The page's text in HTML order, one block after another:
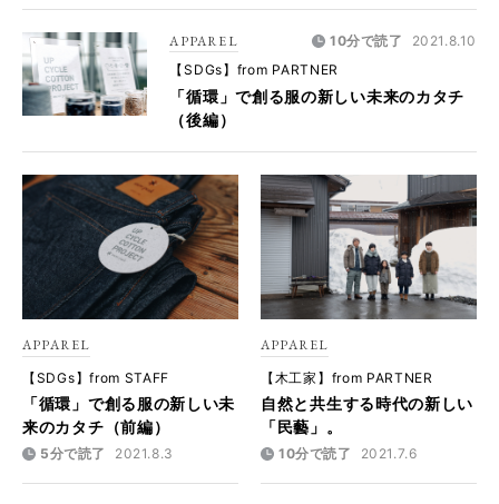
APPAREL 10分で読了
2021.8.10
【SDGs】from PARTNER
「循環」で創る服の新しい未来のカタチ
（後編）
APPAREL
【SDGs】from STAFF
「循環」で創る服の新しい未
来のカタチ（前編）
5分で読了 2021.8.3
APPAREL
【木工家】from PARTNER
自然と共生する時代の新しい
「民藝」。
10分で読了 2021.7.6